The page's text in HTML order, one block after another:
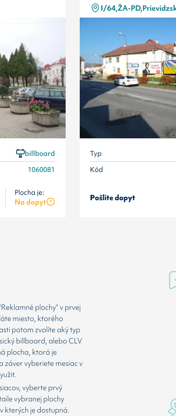
billboard
1060081
Plocha je:
Na dopyt
I/64,ŽA-
Typ
Kód
Pošlite dopyt
plochy" v prvej
miesto, ktorého
potom zvolíte aký typ
billboard, alebo CLV
plocha, ktorá je
záver vyberiete mesiac v
vyberte prvý
vybranej plochy
kterých je dostupná.